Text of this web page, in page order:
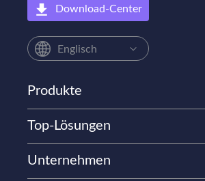
Download-Center
Englisch
Produkte
Top-Lösungen
Unternehmen